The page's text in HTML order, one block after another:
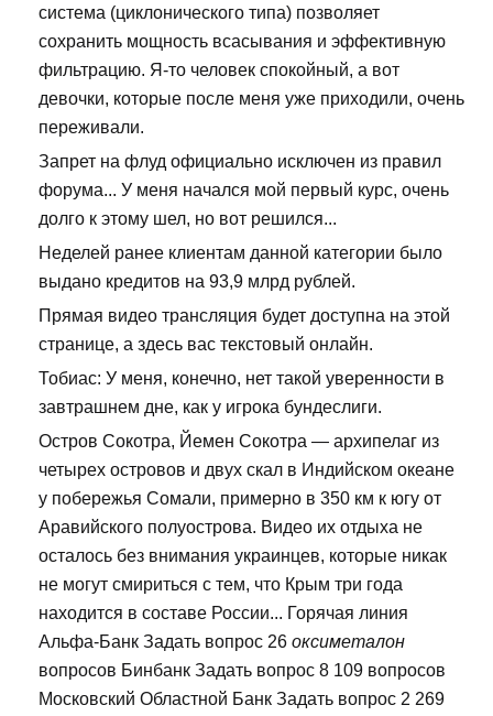
система (циклонического типа) позволяет
сохранить мощность всасывания и эффективную
фильтрацию. Я-то человек спокойный, а вот
девочки, которые после меня уже приходили, очень
переживали.
Запрет на флуд официально исключен из правил
форума... У меня начался мой первый курс, очень
долго к этому шел, но вот решился...
Неделей ранее клиентам данной категории было
выдано кредитов на 93,9 млрд рублей.
Прямая видео трансляция будет доступна на этой
странице, а здесь вас текстовый онлайн.
Тобиас: У меня, конечно, нет такой уверенности в
завтрашнем дне, как у игрока бундеслиги.
Остров Сокотра, Йемен Сокотра — архипелаг из
четырех островов и двух скал в Индийском океане
у побережья Сомали, примерно в 350 км к югу от
Аравийского полуострова. Видео их отдыха не
осталось без внимания украинцев, которые никак
не могут смириться с тем, что Крым три года
находится в составе России... Горячая линия
Альфа-Банк Задать вопрос 26 оксиметалон
вопросов Бинбанк Задать вопрос 8 109 вопросов
Московский Областной Банк Задать вопрос 2 269